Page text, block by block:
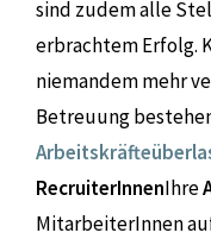
sind zudem alle
erbrachtem Erfolg.
niemandem mehr
Betreuung
RecruiterInnenIhre
MitarbeiterInnen